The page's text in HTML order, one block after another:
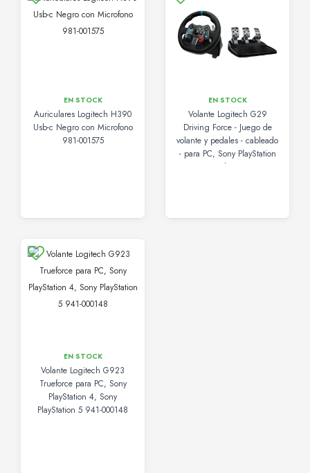
EN STOCK
Auriculares Logitech H390
Usb-c Negro con Microfono
981-001575
EN STOCK
Volante Logitech G29
Driving Force - Juego de
volante y pedales - cableado
- para PC, Sony PlayStation
3, Sony PlayStation 4
EN STOCK
Volante Logitech G923
Trueforce para PC, Sony
PlayStation 4, Sony
PlayStation 5 941-000148